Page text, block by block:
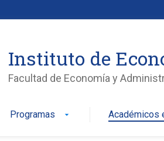
Instituto de
Facultad de Economía y
Programas arrow_drop_down Académicos